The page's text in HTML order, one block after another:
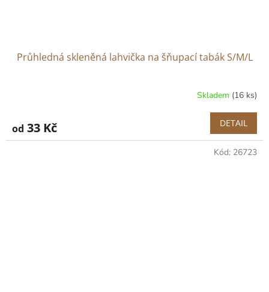
Průhledná skleněná lahvička na šňupací tabák S/M/L
Skladem (16 ks)
od 33 Kč DETAIL
Kód: 26723